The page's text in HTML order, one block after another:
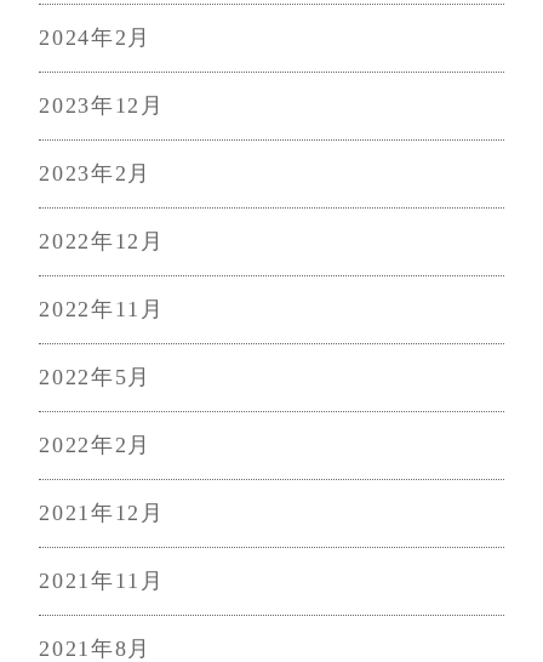
2024年2月
2023年12月
2023年2月
2022年12月
2022年11月
2022年5月
2022年2月
2021年12月
2021年11月
2021年8月